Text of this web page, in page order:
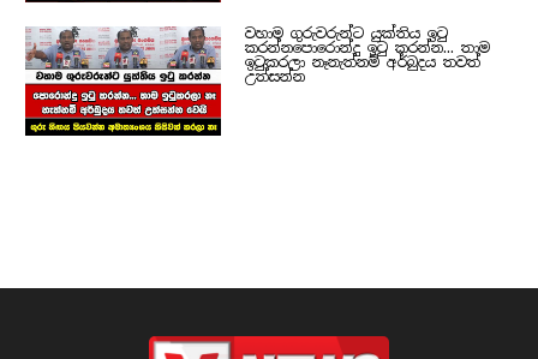
වහාම ගුරුවරුන්ට යුක්තිය ඉටු
කරන්නපොරොන්දු ඉටු කරන්න... තාම
ඉටුකරලා නෑනැත්නම් අර්බුදය තවත්
උත්සන්න